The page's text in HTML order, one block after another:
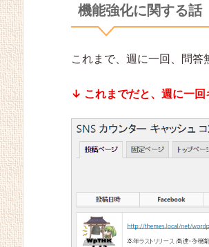
機能強化に関する話
これまで、週に一回、問答
↓ これまでだと、週に一